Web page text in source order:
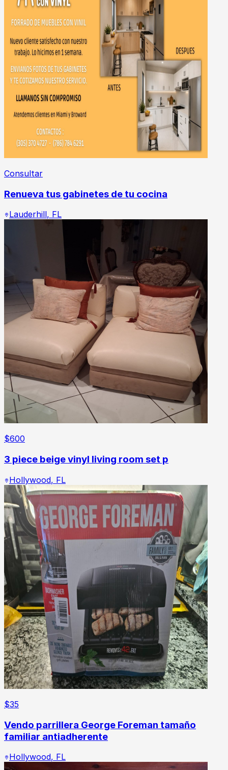
Consultar
Renueva tus gabinetes de tu cocina
Lauderhill, FL
$600
3 piece beige vinyl living room set p
Hollywood, FL
$35
Vendo parrillera George Foreman tamaño
familiar antiadherente
Hollywood, FL